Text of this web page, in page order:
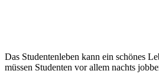
Das Studentenleben kann ein schönes
müssen Studenten vor allem nachts